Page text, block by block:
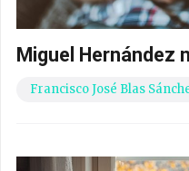
Miguel Hernández
Francisco José Blas